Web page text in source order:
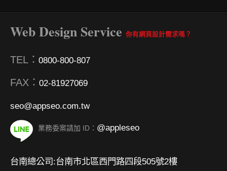
Web Design Service 你有網頁設計需求嗎？
TEL： 0800-800-807
FAX： 02-81927069
seo@appseo.com.tw
業務委案請加 ID： @appleseo
台南總公司:台南市北區西門路四段505號2樓